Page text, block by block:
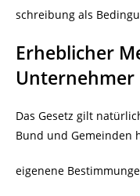
schreibung als
Erheblicher
Unternehmer
Das Gesetz gilt
Bund und Gemeinden
eigenene